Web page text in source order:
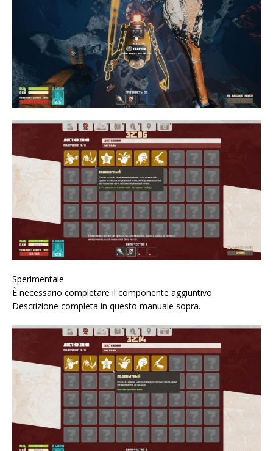
Sperimentale
È necessario completare il componente aggiuntivo.
Descrizione completa in questo manuale sopra.